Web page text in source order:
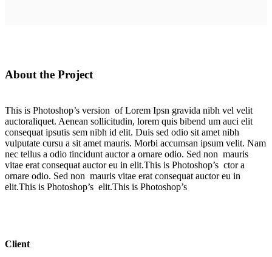
About the Project
This is Photoshop’s version of Lorem Ipsn gravida nibh vel velit
auctoraliquet. Aenean sollicitudin, lorem quis bibend um auci elit
consequat ipsutis sem nibh id elit. Duis sed odio sit amet nibh
vulputate cursu a sit amet mauris. Morbi accumsan ipsum velit. Nam
nec tellus a odio tincidunt auctor a ornare odio. Sed non mauris
vitae erat consequat auctor eu in elit.This is Photoshop’s ctor a
ornare odio. Sed non mauris vitae erat consequat auctor eu in
elit.This is Photoshop’s elit.This is Photoshop’s
Client